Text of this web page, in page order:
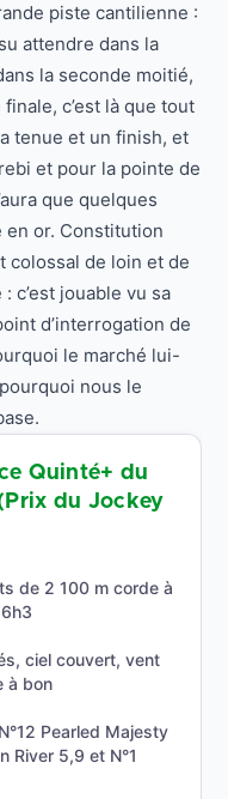
piste cantilienne :
attendre dans la
la seconde moitié,
c’est là que tout
tenue et un finish, et
et pour la pointe de
que quelques
en or. Constitution
colossal de loin et de
c’est jouable vu sa
d’interrogation de
le marché lui-
nous le
Quinté+ du
du Jockey
de 2 100 m corde à
ciel couvert, vent
à bon
Pearled Majesty
River 5,9 et N°1